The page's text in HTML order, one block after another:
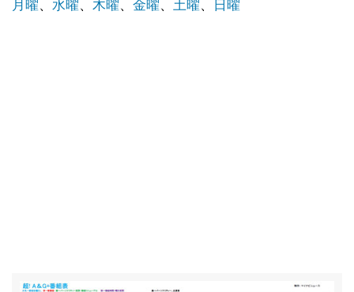
月曜、 水曜、 木曜、 金曜、 土曜、 日曜